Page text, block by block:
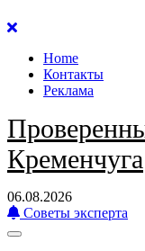
Перейти
содержанию
Home
Контакты
Реклама
Кременчуга
06.08.2026
Советы эксперта